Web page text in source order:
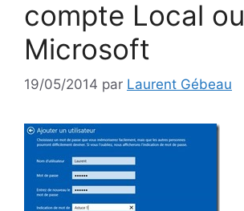
compte Local ou
Microsoft
19/05/2014 par Laurent Gébeau